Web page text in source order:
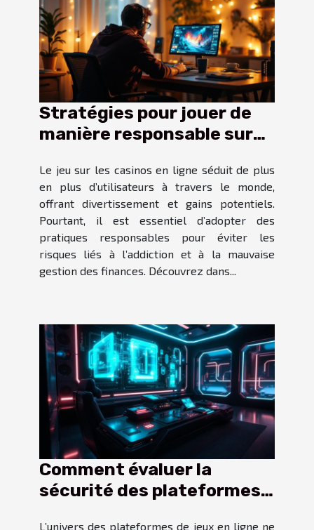
Stratégies pour jouer de
manière responsable sur
Le jeu sur les casinos en ligne séduit de plus
en plus d’utilisateurs à travers le monde,
offrant divertissement et gains potentiels.
Pourtant, il est essentiel d’adopter des
pratiques responsables pour éviter les
risques liés à l’addiction et à la mauvaise
gestion des finances. Découvrez dans...
Comment évaluer la
sécurité des plateformes
L’univers des plateformes de jeux en ligne ne